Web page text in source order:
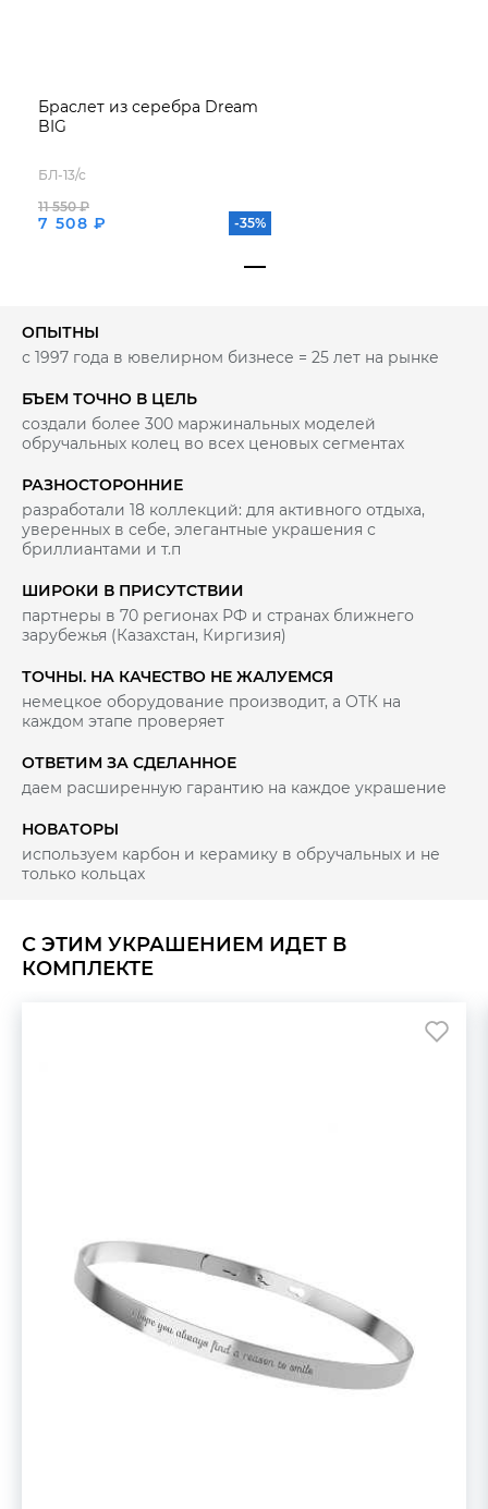
Браслет из серебра Dream
BIG
БЛ-13/с
7 508 ₽
11 550 ₽
-35%
С ЭТИМ УКРАШЕНИЕМ ИДЕТ В
КОМПЛЕКТЕ
ОПЫТНЫ
с 1997 года в ювелирном бизнесе = 25 лет на рынке
БЪЕМ ТОЧНО В ЦЕЛЬ
создали более 300 маржинальных моделей
обручальных колец во всех ценовых сегментах
РАЗНОСТОРОННИЕ
разработали 18 коллекций: для активного отдыха,
уверенных в себе, элегантные украшения с
бриллиантами и т.п
ШИРОКИ В ПРИСУТСТВИИ
партнеры в 70 регионах РФ и странах ближнего
зарубежья (Казахстан, Киргизия)
ТОЧНЫ. НА КАЧЕСТВО НЕ ЖАЛУЕМСЯ
немецкое оборудование производит, а ОТК на
каждом этапе проверяет
ОТВЕТИМ ЗА СДЕЛАННОЕ
даем расширенную гарантию на каждое украшение
НОВАТОРЫ
используем карбон и керамику в обручальных и не
только кольцах